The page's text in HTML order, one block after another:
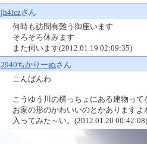
jh4iczさん
何時も訪問有難う御座います
そろそろ休みます
また伺います(2012.01.19 02:09:35)
2940ちかりーぬさん
こんばんわ
こうゆう川の横っちょにある建物っ
お家の形のかわいいのとかありますよ
入ってみた～い。(2012.01.20 00:42:08)